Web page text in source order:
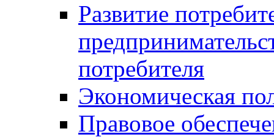
Развитие
потребителя
Экономическая
Правовое